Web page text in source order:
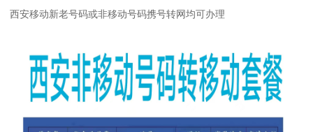
西安移动新老号码或非移动号码携号转网均可办理